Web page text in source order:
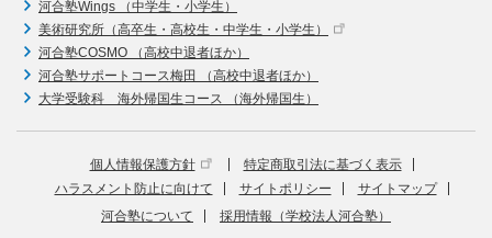
河合塾Wings （中学生・小学生）
美術研究所（高卒生・高校生・中学生・小学生）
河合塾COSMO （高校中退者ほか）
河合塾サポートコース梅田 （高校中退者ほか）
大学受験科 海外帰国生コース （海外帰国生）
個人情報保護方針
特定商取引法に基づく表示
ハラスメント防止に向けて
サイトポリシー
サイトマップ
河合塾について
採用情報（学校法人河合塾）